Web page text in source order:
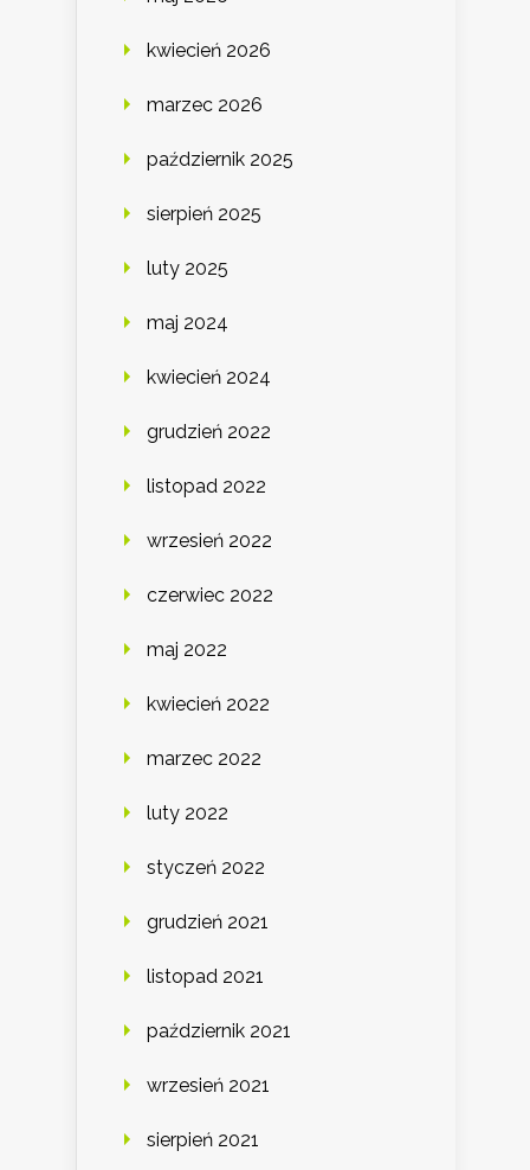
kwiecień 2026
marzec 2026
październik 2025
sierpień 2025
luty 2025
maj 2024
kwiecień 2024
grudzień 2022
listopad 2022
wrzesień 2022
czerwiec 2022
maj 2022
kwiecień 2022
marzec 2022
luty 2022
styczeń 2022
grudzień 2021
listopad 2021
październik 2021
wrzesień 2021
sierpień 2021